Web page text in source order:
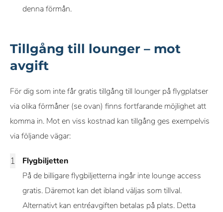
denna förmån.
Tillgång till lounger – mot
avgift
För dig som inte får gratis tillgång till lounger på flygplatser
via olika förmåner (se ovan) finns fortfarande möjlighet att
komma in. Mot en viss kostnad kan tillgång ges exempelvis
via följande vägar:
Flygbiljetten
På de billigare flygbiljetterna ingår inte lounge access
gratis. Däremot kan det ibland väljas som tillval.
Alternativt kan entréavgiften betalas på plats. Detta